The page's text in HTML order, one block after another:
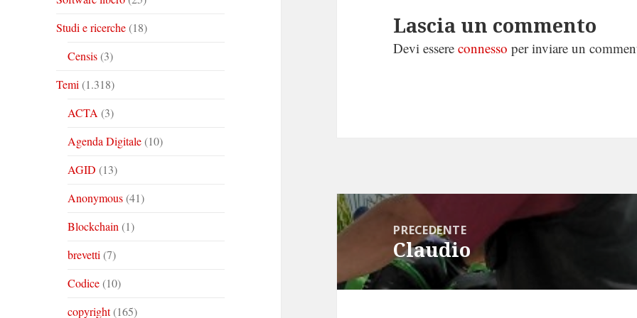
Studi e ricerche(18)
Censis(3)
Temi (1.318)
ACTA (3)
Agenda Digitale(10)
AGID (13)
Anonymous(41)
Blockchain (1)
brevetti (7)
Codice(10)
copyright(165)
Lascia un commento
Devi essereconnesso per inviare un
Navigazione
articoli
PRECEDENTE
Articolo
precedente:
Claudio